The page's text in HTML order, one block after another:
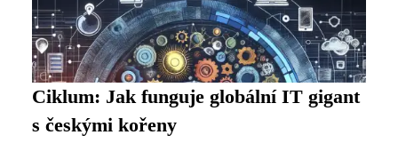
Ciklum: Jak funguje globální IT gigant
s českými kořeny